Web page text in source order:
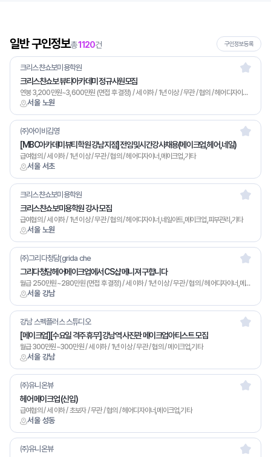
일반 구인정보총1120건 구인정보등록
서울 노원
크리스챤쇼보미용학원
크리스챤쇼보 뷰티아카데미 정규사원모집
연봉 3,200만원~3,600만원 (면접 후 결정) / 세 이하 / 1년 이상 / 무관 / 협의 / 헤어디자이너,네일아트,메이크업,피부관리,미용/영업,기타
서울 서초
㈜아이비김영
[MBC아카데미뷰티학원 강남지점] 전임및시간강사채용(메이크업,헤어,네일)
급여협의 / 세 이하 / 1년 이상 / 무관 / 협의 / 헤어디자이너,메이크업,기타
서울 노원
크리스챤쇼보미용학원
크리스챤쇼보미용학원 강사 모집
급여협의 / 세 이하 / 1년 이상 / 무관 / 협의 / 헤어디자이너,네일아트,메이크업,피부관리,기타
서울 강남
㈜그리다청담(grida che
그리다청담헤어메이크업에서 CS샵 메니져 구합니다
월급 250만원~280만원 (면접 후 결정) / 세 이하 / 1년 이상 / 무관 / 협의 / 헤어디자이너,메이크업,기타
서울 강남
강남 스펙플러스 스튜디오
[메이크업][수요일 격주 휴무] 강남역 사진관 메이크업아티스트 모집
월급 300만원~300만원 / 세 이하 / 1년 이상 / 무관 / 협의 / 메이크업,기타
서울 성동
㈜유니온뷰
헤어 메이크업 (신입)
급여협의 / 세 이하 / 초보자 / 무관 / 협의 / 헤어디자이너,메이크업,기타
㈜유니온뷰